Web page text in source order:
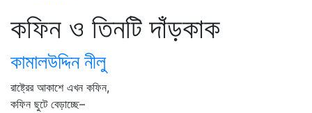
কফিন ও তিনটি দাঁড়কাক
কামালউদ্দিন নীলু
রাষ্ট্রের আকাশে এখন কফিন,
কফিন ছুটে বেড়াচ্ছে–